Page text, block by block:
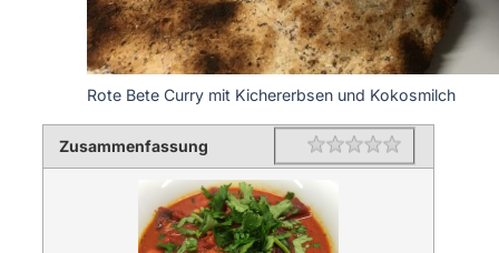
Rote Bete Curry mit Kichererbsen und Kokosmilch
Zusammenfassung Rating 1 star
2 stars
3 stars
4 stars
5 stars